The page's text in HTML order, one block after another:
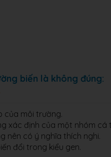
biến là không đúng:
của môi trường.
xác định của một nhóm cá
nên có ý nghĩa thích nghi.
đổi trong kiểu gen.